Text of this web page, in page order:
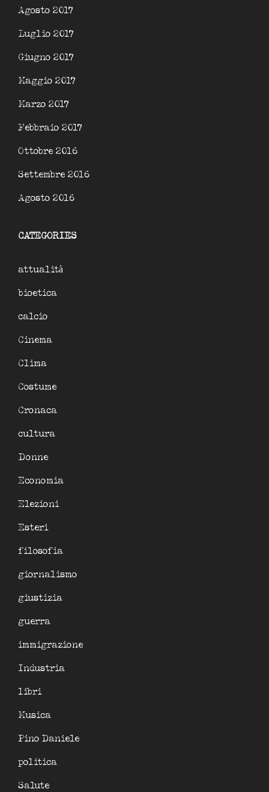
Agosto 2017
Luglio 2017
Giugno 2017
Maggio 2017
Marzo 2017
Febbraio 2017
Ottobre 2016
Settembre 2016
Agosto 2016
CATEGORIES
attualità
bioetica
calcio
Cinema
Clima
Costume
Cronaca
cultura
Donne
Economia
Elezioni
Esteri
filosofia
giornalismo
giustizia
guerra
immigrazione
Industria
libri
Musica
Pino Daniele
politica
Salute